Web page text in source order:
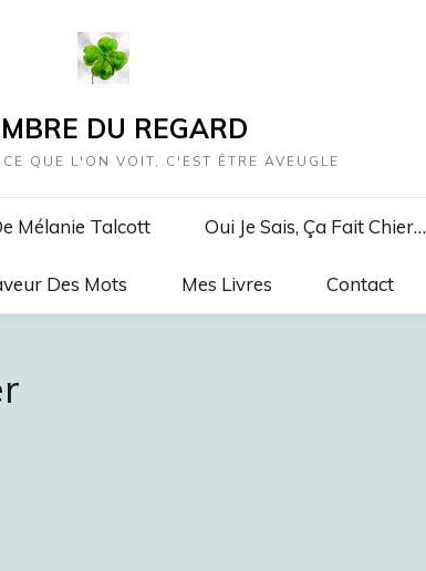
DU REGARD
QUE L'ON VOIT, C'EST ÊTRE AVEUGLE
Mélanie Talcott Oui Je Sais, Ça Fait Chier…
Des Mots Mes Livres Contact